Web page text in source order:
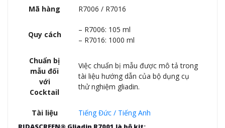
Mã hàng R7006 / R7016
Quy cách
– R7006: 105 ml
– R7016: 1000 ml
Chuẩn bị
mẫu đối
với
Cocktail
Việc chuẩn bị mẫu được mô tả trong
tài liệu hướng dẫn của bộ dụng cụ
thử nghiệm gliadin.
Tài liệu Tiếng Đức / Tiếng Anh